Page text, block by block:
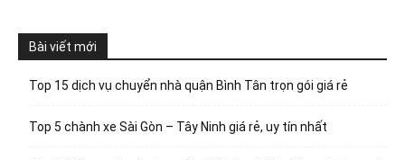
Bài viết mới
Top 15 dịch vụ chuyển nhà quận Bình Tân trọn gói giá rẻ
Top 5 chành xe Sài Gòn – Tây Ninh giá rẻ, uy tín nhất